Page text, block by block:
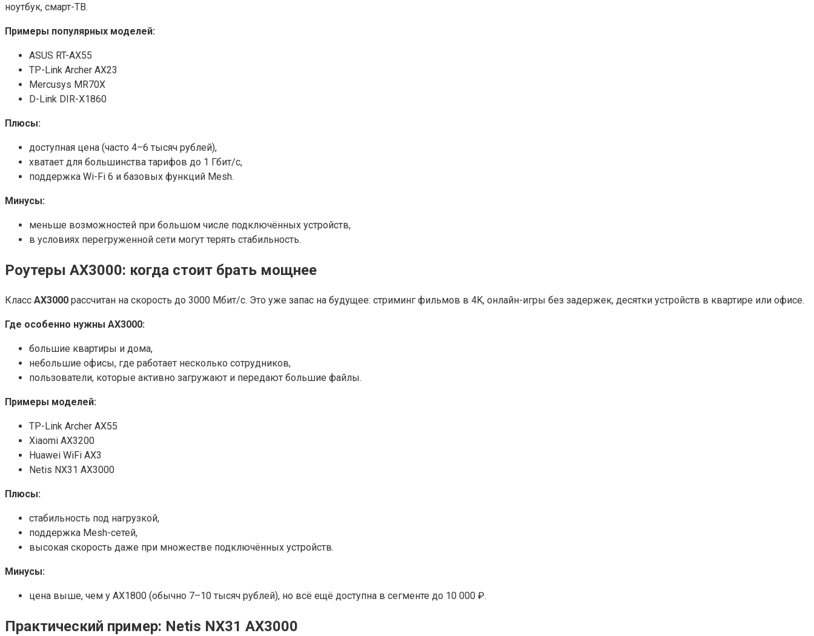
ноутбук, смарт-ТВ.
Примеры популярных моделей:
ASUS RT-AX55
TP-Link Archer AX23
Mercusys MR70X
D-Link DIR-X1860
Плюсы:
доступная цена (часто 4–6 тысяч рублей),
хватает для большинства тарифов до 1 Гбит/с,
поддержка Wi-Fi 6 и базовых функций Mesh.
Минусы:
меньше возможностей при большом числе подключённых устройств,
в условиях перегруженной сети могут терять стабильность.
Роутеры AX3000: когда стоит брать мощнее
Класс AX3000 рассчитан на скорость до 3000 Мбит/с. Это уже запас на будущее: стриминг фильмов в 4K, онлайн-игры без задержек, десятки устройств в квартире или офисе.
Где особенно нужны AX3000:
большие квартиры и дома,
небольшие офисы, где работает несколько сотрудников,
пользователи, которые активно загружают и передают большие файлы.
Примеры моделей:
TP-Link Archer AX55
Xiaomi AX3200
Huawei WiFi AX3
Netis NX31 AX3000
Плюсы:
стабильность под нагрузкой,
поддержка Mesh-сетей,
высокая скорость даже при множестве подключённых устройств.
Минусы:
цена выше, чем у AX1800 (обычно 7–10 тысяч рублей), но всё ещё доступна в сегменте до 10 000 ₽.
Практический пример: Netis NX31 AX3000